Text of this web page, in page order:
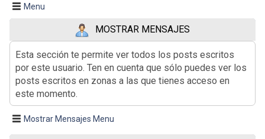
Menu
MOSTRAR MENSAJES
Esta sección te permite ver todos los posts escritos
por este usuario. Ten en cuenta que sólo puedes ver los
posts escritos en zonas a las que tienes acceso en
este momento.
Mostrar Mensajes Menu